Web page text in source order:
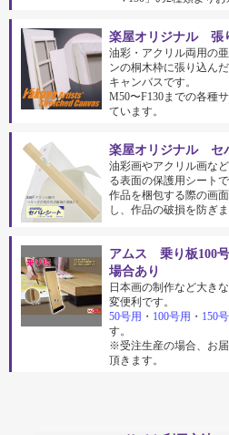
楽屋オリジナル 張
油彩・アクリル両用の
ンの桐木枠に張り込ん
キャンバスです。
M50〜F130までの各種
ています。
楽屋オリジナル セ
油彩画やアクリル画な
る表面の保護用シートで
作品を梱包する際の画
し、作品の破損を防ぎま
アムス 乗り板100
場合あり
日本画の制作など大き
変便利です。
50号用 ・ 100号用 ・ 150
す。
※受注生産の場合、お
頂きます。